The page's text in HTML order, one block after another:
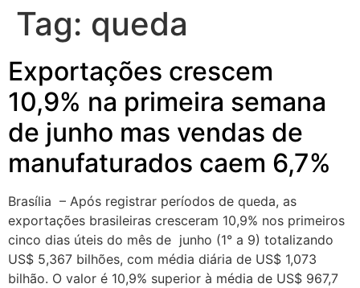
Tag: queda
Exportações crescem
10,9% na primeira semana
de junho mas vendas de
manufaturados caem 6,7%
Brasília – Após registrar períodos de queda, as
exportações brasileiras cresceram 10,9% nos primeiros
cinco dias úteis do mês de junho (1° a 9) totalizando
US$ 5,367 bilhões, com média diária de US$ 1,073
bilhão. O valor é 10,9% superior à média de US$ 967,7